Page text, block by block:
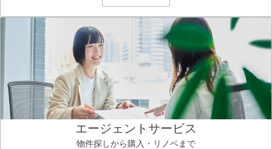
エージェントサービス
物件探しから購入・リノベまで